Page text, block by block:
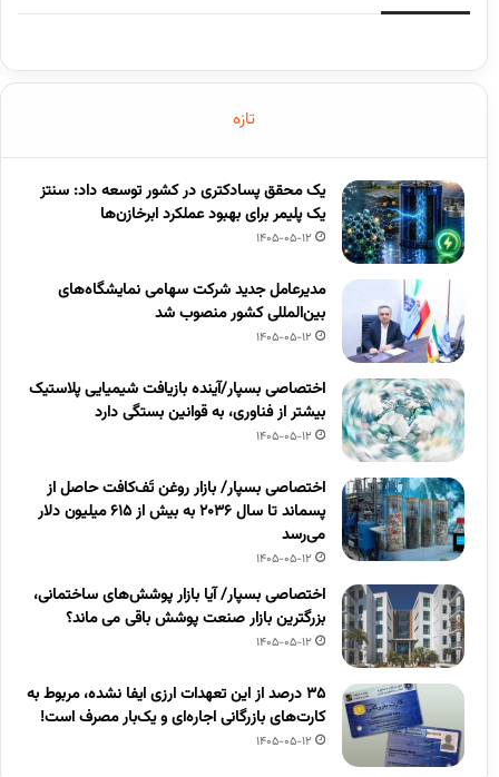
تازه
یک محقق پسادکتری در کشور توسعه داد: سنتز
یک پلیمر برای بهبود عملکرد ابرخازن‌ها
1405-05-12
مدیرعامل جدید شرکت سهامی نمایشگاه‌های
بین‌المللی کشور منصوب شد
1405-05-12
اختصاصی بسپار/آینده بازیافت شیمیایی پلاستیک
بیشتر از فناوری، به قوانین بستگی دارد
1405-05-12
اختصاصی بسپار/ بازار روغن تَف‌کافت حاصل از
پسماند تا سال ۲۰۳۶ به بیش از ۶۱۵ میلیون دلار
می‌رسد
1405-05-12
اختصاصی بسپار/ آیا بازار پوشش‌های ساختمانی،
بزرگترین بازار صنعت پوشش باقی می ماند؟
1405-05-12
۳۵ درصد از این تعهدات ارزی ایفا نشده، مربوط به
کارت‌های بازرگانی اجاره‌ای و یک‌بار مصرف است!
1405-05-12